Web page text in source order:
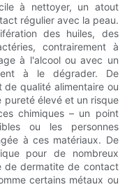
à nettoyer, un atout
régulier avec la peau.
des huiles, des
contrairement à
à l'alcool ou avec un
à le dégrader. De
de qualité alimentaire ou
pureté élevé et un risque
chimiques – un point
ou les personnes
à ces matériaux. De
pour de nombreux
de dermatite de contact
certains métaux ou